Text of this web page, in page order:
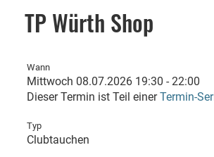
TP Würth Shop
Wann
Mittwoch 08.07.2026 19:30 - 22:00
Dieser Termin ist Teil einerTermin-
Typ
Clubtauchen